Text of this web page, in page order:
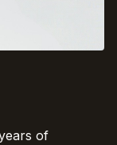
of